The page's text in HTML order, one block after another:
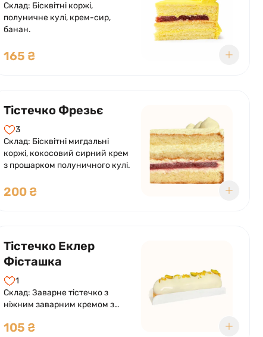
Склад: Бісквітні коржі,
полуничне кулі, крем-сир,
банан.
165 ₴
Тістечко Фрезьє
3
Склад: Бісквітні мигдальні
коржі, кокосовий сирний крем
з прошарком полуничного кулі.
200 ₴
Тістечко Еклер
Фісташка
1
Склад: Заварне тістечко з
ніжним заварним кремом з
Прикрашено солодкою глазур'ю
105 ₴